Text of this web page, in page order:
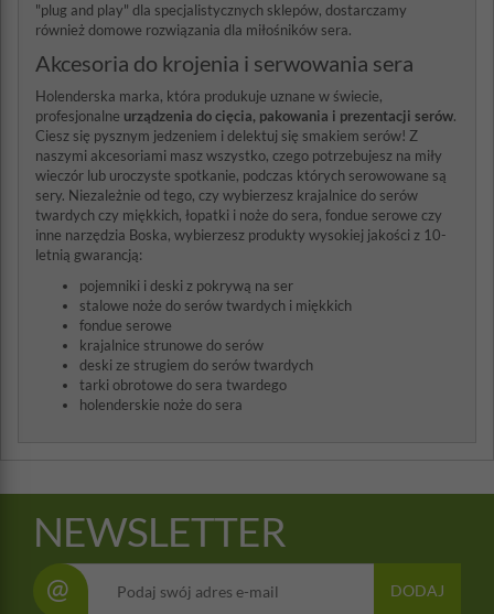
"plug and play" dla specjalistycznych sklepów, dostarczamy
również domowe rozwiązania dla miłośników sera.
Akcesoria do krojenia i serwowania sera
Holenderska marka, która produkuje uznane w świecie,
profesjonalne urządzenia do cięcia, pakowania i prezentacji serów.
Ciesz się pysznym jedzeniem i delektuj się smakiem serów! Z
naszymi akcesoriami masz wszystko, czego potrzebujesz na miły
wieczór lub uroczyste spotkanie, podczas których serowowane są
sery. Niezależnie od tego, czy wybierzesz krajalnice do serów
twardych czy miękkich, łopatki i noże do sera, fondue serowe czy
inne narzędzia Boska, wybierzesz produkty wysokiej jakości z 10-
letnią gwarancją:
pojemniki i deski z pokrywą na ser
stalowe noże do serów twardych i miękkich
fondue serowe
krajalnice strunowe do serów
deski ze strugiem do serów twardych
tarki obrotowe do sera twardego
holenderskie noże do sera
NEWSLETTER
@ DODAJ